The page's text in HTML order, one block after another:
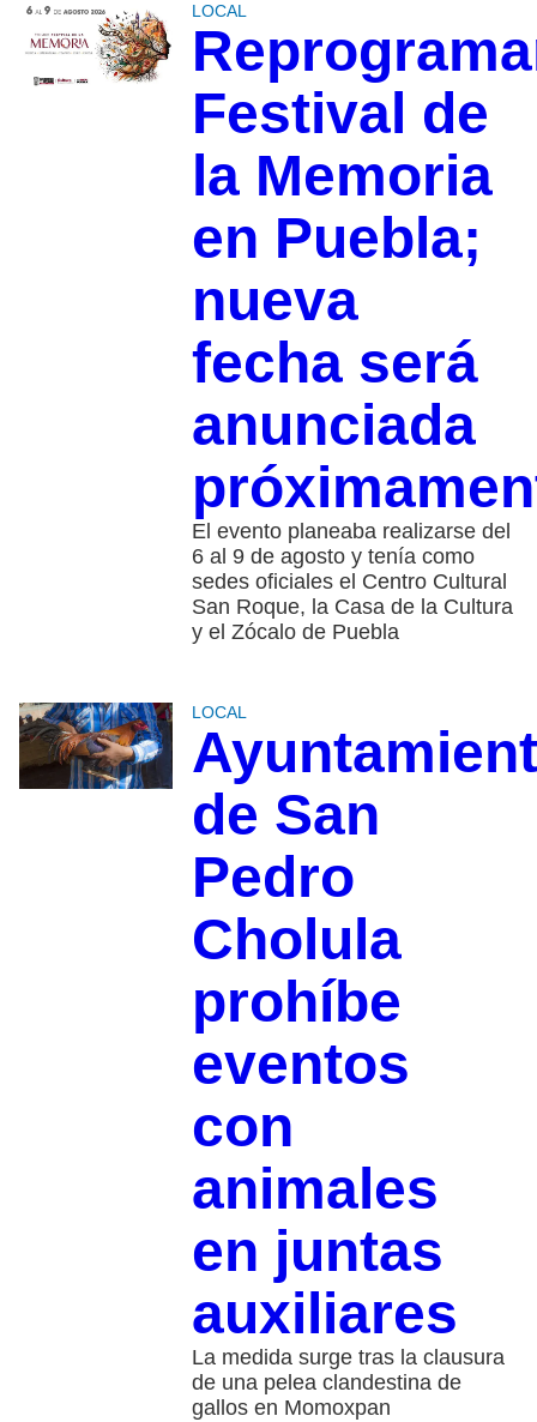
LOCAL
Festival de
la Memoria
en Puebla;
nueva
fecha será
anunciada
El evento planeaba realizarse del
6 al 9 de agosto y tenía como
sedes oficiales el Centro Cultural
San Roque, la Casa de la Cultura
y el Zócalo de Puebla
LOCAL
de San
Pedro
Cholula
prohíbe
eventos
con
animales
en juntas
auxiliares
La medida surge tras la clausura
de una pelea clandestina de
gallos en Momoxpan